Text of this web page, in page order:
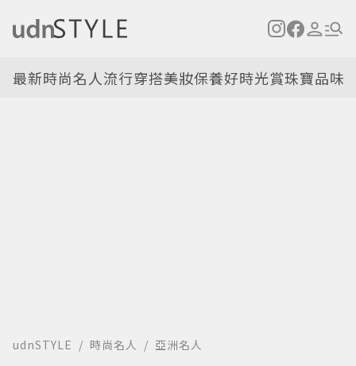
最新時尚名人流行穿搭美妝保養好時光賞珠寶品味
udnSTYLE 時尚名人 亞洲名人